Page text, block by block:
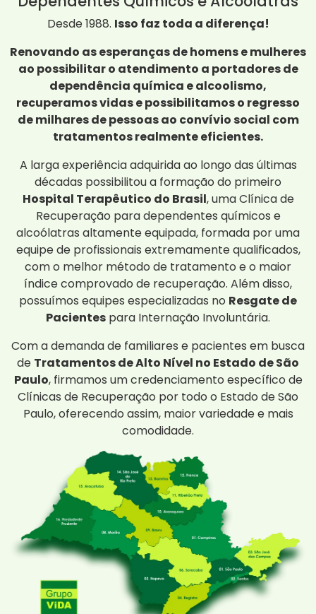
Desde 1988. Isso faz toda a diferença!
Renovando as esperanças de homens e mulheres
ao possibilitar o atendimento a portadores de
dependência química e alcoolismo,
recuperamos vidas e possibilitamos o regresso
de milhares de pessoas ao convívio social com
tratamentos realmente eficientes.
A larga experiência adquirida ao longo das últimas
décadas possibilitou a formação do primeiro
Hospital Terapêutico do Brasil, uma Clínica de
Recuperação para dependentes químicos e
alcoólatras altamente equipada, formada por uma
equipe de profissionais extremamente qualificados,
com o melhor método de tratamento e o maior
índice comprovado de recuperação. Além disso,
possuímos equipes especializadas no Resgate de
Pacientes para Internação Involuntária.
Com a demanda de familiares e pacientes em busca
de Tratamentos de Alto Nível no Estado de São
Paulo, firmamos um credenciamento específico de
Clínicas de Recuperação por todo o Estado de São
Paulo, oferecendo assim, maior variedade e mais
comodidade.